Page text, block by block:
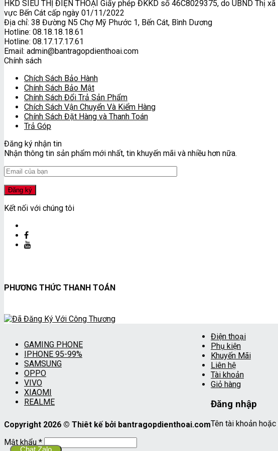
HKD SIÊU THỊ ĐIỆN THOẠI Giấy phép ĐKKD số 46C8029375, do UBND Thị
vực Bến Cát cấp ngày 01/11/2022
Địa chỉ: 38 Đường N5 Chợ Mỹ Phước 1, Bến Cát, Bình Dương
Hotline: 08.18.18.18.61
Hotline: 08.17.17.17.61
Email: admin@bantragopdienthoai.com
Chính sách
Chích Sách Bảo Hành
Chính Sách Bảo Mật
Chính Sách Đổi Trả Sản Phẩm
Chích Sách Vận Chuyển Và Kiểm Hàng
Chính Sách Đặt Hàng và Thanh Toán
Trả Góp
Đăng ký nhận tin
Nhận thông tin sản phẩm mới nhất, tin khuyến mãi và nhiều hơn nữa.
Kết nối với chúng tôi
PHƯƠNG THỨC THANH TOÁN
GAMING PHONE
IPHONE 95-99%
SAMSUNG
OPPO
VIVO
XIAOMI
REALME
Copyright 2026 © Thiêt kế bởi bantragopdienthoai.com
Điện thoại
Phụ kiện
Khuyến Mãi
Liên hệ
Tài khoản
Giỏ hàng
Chat Zalo
Đăng nhập
Tên tài khoản
Mật khẩu *